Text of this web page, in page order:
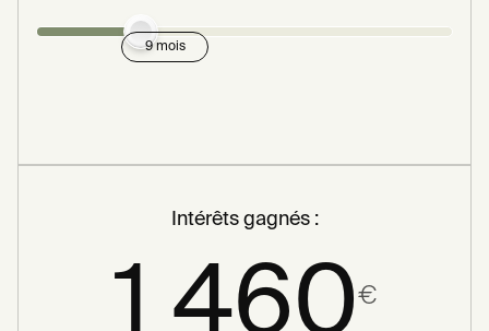
9 mois
Intérêts gagnés :
1 460€